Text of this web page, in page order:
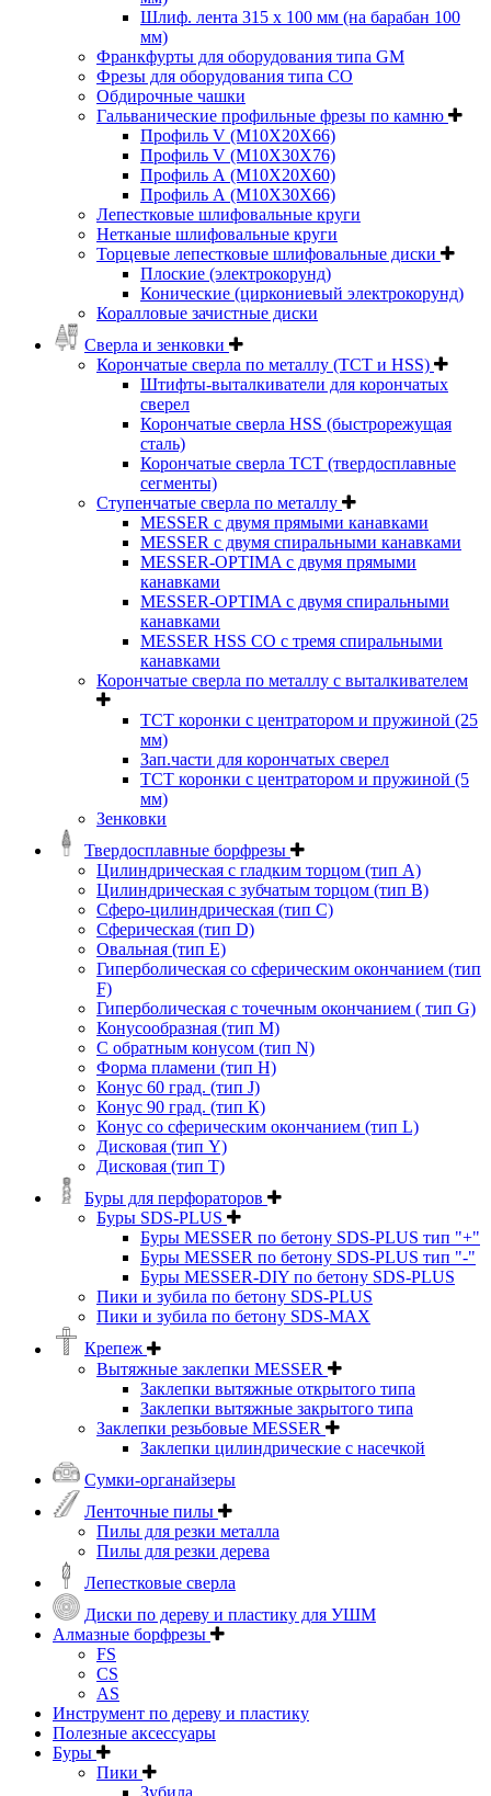
Шлиф. лента 315 х 100 мм (на барабан 100
мм)
Франкфурты для оборудования типа GM
Фрезы для оборудования типа СО
Обдирочные чашки
Гальванические профильные фрезы по камню
Профиль V (M10X20X66)
Профиль V (M10X30X76)
Профиль А (М10Х20Х60)
Профиль А (М10Х30Х66)
Лепестковые шлифовальные круги
Нетканые шлифовальные круги
Торцевые лепестковые шлифовальные диски
Плоские (электрокорунд)
Конические (циркониевый электрокорунд)
Коралловые зачистные диски
Сверла и зенковки
Корончатые сверла по металлу (TCT и HSS)
Штифты-выталкиватели для корончатых
сверел
Корончатые сверла HSS (быстрорежущая
сталь)
Корончатые сверла TCT (твердосплавные
сегменты)
Ступенчатые сверла по металлу
MESSER с двумя прямыми канавками
MESSER с двумя спиральными канавками
MESSER-OPTIMA с двумя прямыми
канавками
MESSER-OPTIMA с двумя спиральными
канавками
MESSER HSS CО с тремя спиральными
канавками
Корончатые сверла по металлу c выталкивателем
ТСТ коронки с центратором и пружиной (25
мм)
Зап.части для корончатых сверел
ТСТ коронки с центратором и пружиной (5
мм)
Зенковки
Твердосплавные борфрезы
Цилиндрическая с гладким торцом (тип А)
Цилиндрическая с зубчатым торцом (тип В)
Сферо-цилиндрическая (тип С)
Сферическая (тип D)
Овальная (тип Е)
Гиперболическая со сферическим окончанием (тип
F)
Гиперболическая с точечным окончанием ( тип G)
Конусообразная (тип М)
C обратным конусом (тип N)
Форма пламени (тип H)
Конус 60 град. (тип J)
Конус 90 град. (тип К)
Конус со сферическим окончанием (тип L)
Дисковая (тип Y)
Дисковая (тип Т)
Буры для перфораторов
Буры SDS-PLUS
Буры MESSER по бетону SDS-PLUS тип "+"
Буры MESSER по бетону SDS-PLUS тип "-"
Буры MESSER-DIY по бетону SDS-PLUS
Пики и зубила по бетону SDS-PLUS
Пики и зубила по бетону SDS-MAX
Крепеж
Вытяжные заклепки MESSER
Заклепки вытяжные открытого типа
Заклепки вытяжные закрытого типа
Заклепки резьбовые MESSER
Заклепки цилиндрические с насечкой
Сумки-органайзеры
Ленточные пилы
Пилы для резки металла
Пилы для резки дерева
Лепестковые сверла
Диски по дереву и пластику для УШМ
Алмазные борфрезы
FS
CS
AS
Инструмент по дереву и пластику
Полезные аксессуары
Буры
Пики
Зубила